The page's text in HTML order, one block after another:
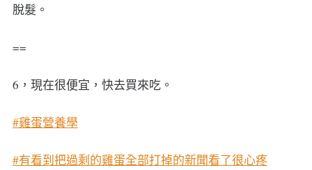
脫髮。
==
6，現在很便宜，快去買來吃。
#雞蛋營養學
#有看到把過剩的雞蛋全部打掉的新聞看了很心疼